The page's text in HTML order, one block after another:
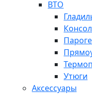
ВТО
Утюги
Аксессуары